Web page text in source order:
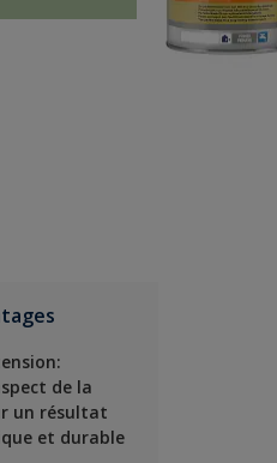
de la
un résultat
et durable